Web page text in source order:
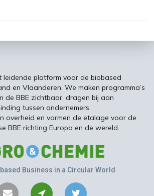
leidende platform voor de biobased
en Vlaanderen. We maken programma’s
de BBE zichtbaar, dragen bij aan
tussen ondernemers,
overheid en vormen de etalage voor de
BBE richting Europa en de wereld.
Business in a Circular World